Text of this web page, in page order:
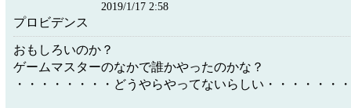
2019/1/17 2:58
プロビデンス
おもしろいのか？
ゲームマスターのなかで誰かやったのかな？
・・・・・・・・どうやらやってないらしい・・・・・・・